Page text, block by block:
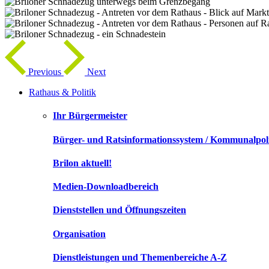
Previous
Next
Rathaus & Politik
Ihr Bürgermeister
Bürger- und Ratsinformationssystem /
Brilon aktuell!
Medien-Downloadbereich
Dienststellen und Öffnungszeiten
Organisation
Dienstleistungen und Themenbereiche A-Z